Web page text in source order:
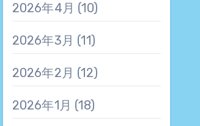
2026年4月 (10)
2026年3月 (11)
2026年2月 (12)
2026年1月 (18)